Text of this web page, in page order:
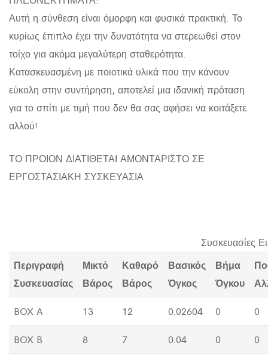
Αυτή η σύνθεση είναι όμορφη και φυσικά πρακτική. Το
κυρίως έπιπλο έχει την δυνατότητα να στερεωθεί στον
τοίχο για ακόμα μεγαλύτερη σταθερότητα.
Κατασκευασμένη με ποιοτικά υλικά που την κάνουν
εύκολη στην συντήρηση, αποτελεί μια ιδανική πρόταση
για το σπίτι με τιμή που δεν θα σας αφήσει να κοιτάξετε
αλλού!
ΤΟ ΠΡΟΙΟΝ ΔΙΑΤΙΘΕΤΑΙ ΑΜΟΝΤΑΡΙΣΤΟ ΣΕ
ΕΡΓΟΣΤΑΣΙΑΚΗ ΣΥΣΚΕΥΑΣΙΑ
Συσκευασίες
Περιγραφή
Συσκευασίας
Μικτό
Βάρος
Καθαρό
Βάρος
Βασικός
Όγκος
Βήμα
Όγκου
BOX A 13 12 0.02604 0 0
BOX B 8 7 0.04 0 0